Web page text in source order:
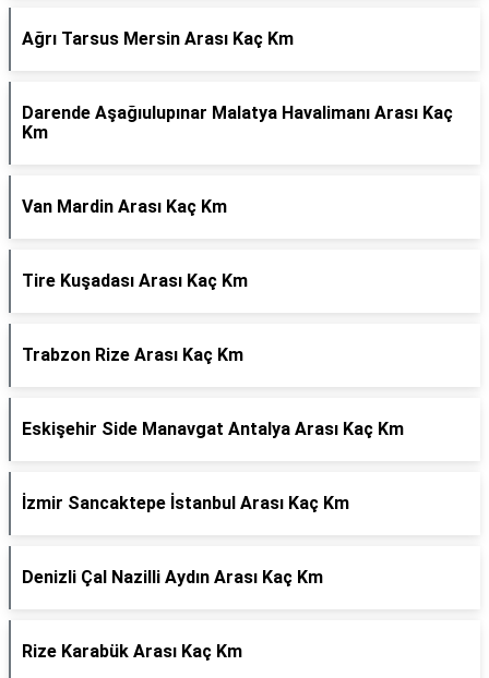
Ağrı Tarsus Mersin Arası Kaç Km
Darende Aşağıulupınar Malatya Havalimanı Arası Kaç
Km
Van Mardin Arası Kaç Km
Tire Kuşadası Arası Kaç Km
Trabzon Rize Arası Kaç Km
Eskişehir Side Manavgat Antalya Arası Kaç Km
İzmir Sancaktepe İstanbul Arası Kaç Km
Denizli Çal Nazilli Aydın Arası Kaç Km
Rize Karabük Arası Kaç Km